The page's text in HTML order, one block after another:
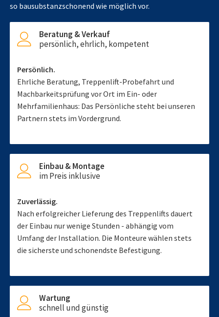
so bausubstanzschonend wie möglich vor.
Beratung & Verkauf
persönlich, ehrlich, kompetent
Persönlich.
Ehrliche Beratung, Treppenlift-Probefahrt und
Machbarkeitsprüfung vor Ort im Ein- oder
Mehrfamilienhaus: Das Persönliche steht bei unseren
Partnern stets im Vordergrund.
Einbau & Montage
im Preis inklusive
Zuverlässig.
Nach erfolgreicher Lieferung des Treppenlifts dauert
der Einbau nur wenige Stunden - abhängig vom
Umfang der Installation. Die Monteure wählen stets
die sicherste und schonendste Befestigung.
Wartung
schnell und günstig